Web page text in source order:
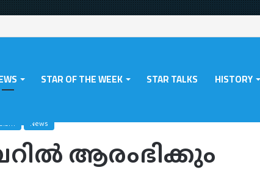
STAR OF THE WEEK STAR TALKS HISTORY
News
ആരംഭിക്കും